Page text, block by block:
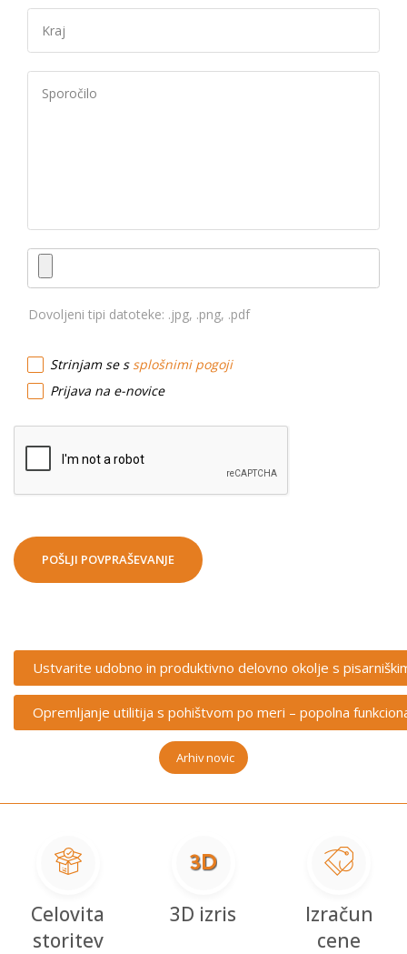
Dovoljeni tipi datoteke: .jpg, .png, .pdf
Strinjam se s splošnimi pogoji
Prijava na e-novice
POŠLJI POVPRAŠEVANJE
Ustvarite udobno in produktivno delovno okolje s
Opremljanje utilitija s pohištvom po meri – popolna
Arhiv novic
Celovita
storitev
3D izris
Izračun
cene